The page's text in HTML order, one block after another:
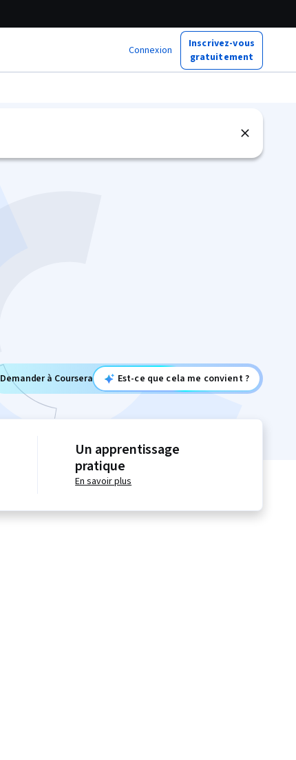
Connexion
Inscrivez-vous
gratuitement
Demander à Coursera Est-ce que cela me convient ?
Un apprentissage
pratique
En savoir plus